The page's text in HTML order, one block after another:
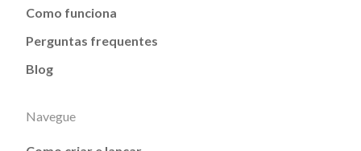
Como funciona
Perguntas frequentes
Blog
Navegue